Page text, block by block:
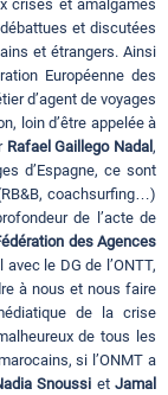
crises et amalgames
et discutées
et étrangers. Ainsi
Européenne des
d’agent de voyages
loin d’être appelée à
Rafael Gaillego Nadal,
d’Espagne, ce sont
coachsurfing…)
de l’acte de
des Agences
le DG de l’ONTT,
à nous et nous faire
de la crise
de tous les
si l’ONMT a
Snoussi etJamal